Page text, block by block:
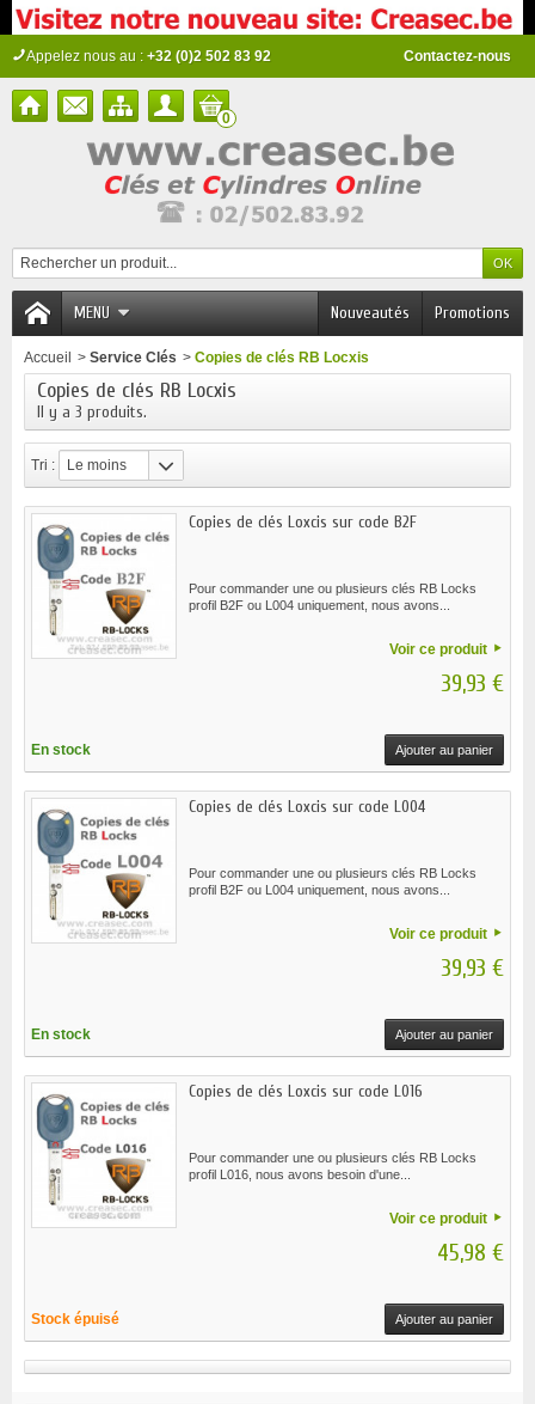
Contactez-nous
Appelez nous au : +32 (0)2 502 83 92
0
MENU Promotions
Nouveautés
Accueil > Service Clés > Copies de clés RB Locxis
Copies de clés RB Locxis
Il y a 3 produits.
Tri :
Le moins
cher
Copies de clés Loxcis sur code B2F
Pour commander une ou plusieurs clés RB Locks
profil B2F ou L004 uniquement, nous avons...
Voir ce produit
39,93 €
En stock Ajouter au panier
Copies de clés Loxcis sur code L004
Pour commander une ou plusieurs clés RB Locks
profil B2F ou L004 uniquement, nous avons...
Voir ce produit
39,93 €
En stock Ajouter au panier
Copies de clés Loxcis sur code L016
Pour commander une ou plusieurs clés RB Locks
profil L016, nous avons besoin d'une...
Voir ce produit
45,98 €
Stock épuisé Ajouter au panier